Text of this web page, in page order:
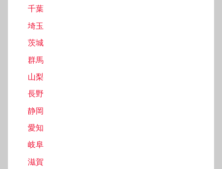
千葉
埼玉
茨城
群馬
山梨
長野
静岡
愛知
岐阜
滋賀